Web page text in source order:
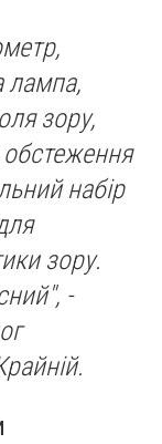
лампа,
зору,
набір
зору.
-